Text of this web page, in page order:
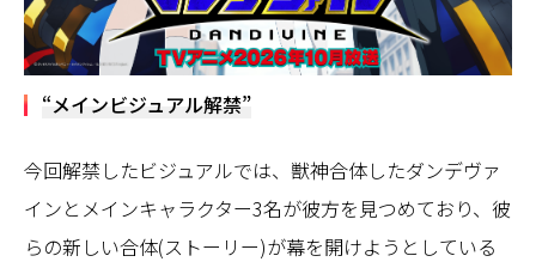
“メインビジュアル解禁”
今回解禁したビジュアルでは、獣神合体したダンデヴァ
インとメインキャラクター3名が彼方を見つめており、彼
らの新しい合体(ストーリー)が幕を開けようとしている